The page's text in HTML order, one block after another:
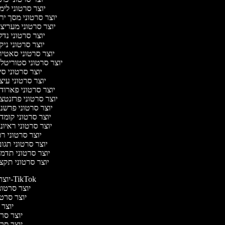
יוצר סרטוני
יוצר סרטוני מסך
יוצר סרטוני
יוצר סרטוני
יוצר סרטוני
יוצר סרטוני
יוצר סרטוני
יוצר סרטוני
יוצר סרטוני
יוצר סרטוני
יוצר סרטוני
יוצר סרטוני
יוצר סרטוני
יוצר סרטוני
יוצר סרטוני
יוצר סרטוני
יוצר סרטוני
יוצר סרטוני
יוצר סרטונים ל-TikTok
יוצר
יוצר
יוצר